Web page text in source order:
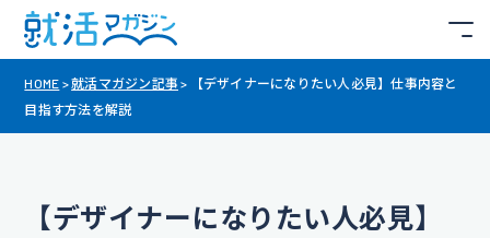
HOME >就活マガジン記事 >
【デザイナーになりたい人必見】仕事内容と
目指す方法を解説
【デザイナーになりたい人必見】